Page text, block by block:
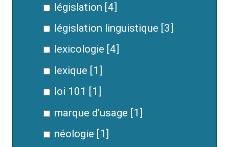
législation [4]
législation linguistique [3]
lexicologie [4]
lexique [1]
loi 101 [1]
marque d’usage [1]
néologie [1]